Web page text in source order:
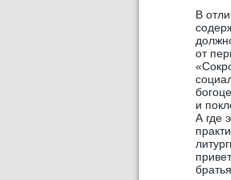
В
от
и
А где